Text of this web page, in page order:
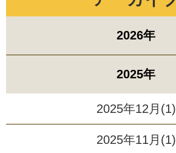
2026年
2025年
2025年12月(1)
2025年11月(1)